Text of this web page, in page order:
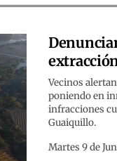
Vecinos
poniendo en
infracciones
Guaiquillo.
Martes 9 de